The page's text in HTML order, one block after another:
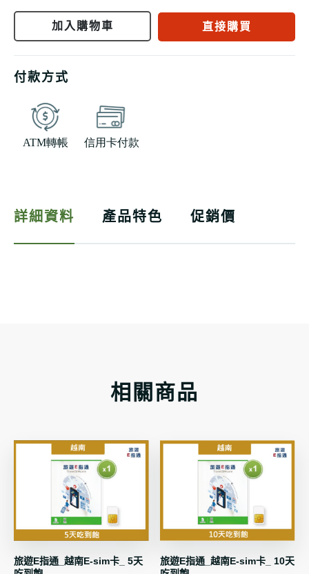
加入購物車 直接購買
付款方式
詳細資料 產品特色 促銷價
相關商品
旅遊E指通_越南E-sim卡_ 5天
旅遊E指通_越南E-sim卡_ 10天